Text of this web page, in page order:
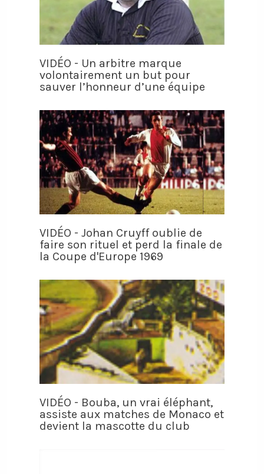
VIDÉO - Un arbitre marque
volontairement un but pour
sauver l’honneur d’une équipe
VIDÉO - Johan Cruyff oublie de
faire son rituel et perd la finale de
la Coupe d'Europe 1969
VIDÉO - Bouba, un vrai éléphant,
assiste aux matches de Monaco et
devient la mascotte du club